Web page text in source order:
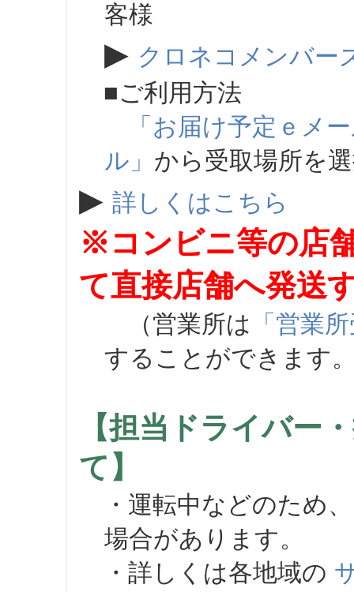
客様
▶ クロネコメンバー
■ご利用方法
「お届け予定ｅメ
ル」 から受取場所を
▶ 詳しくはこちら
※コンビニ等の店
て直接店舗へ発送
（営業所は 「営業
することができます
【担当ドライバー
て】
・運転中などのため
場合があります。
・詳しくは各地域の